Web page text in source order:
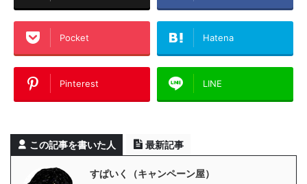
Pocket Hatena
Pinterest LINE
この記事を書いた人 最新記事
すぱいく（キャンペーン屋）